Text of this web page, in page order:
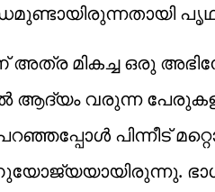
അത്ര മികച്ച ഒരു
ആദ്യം വരുന്ന
പിന്നീട്